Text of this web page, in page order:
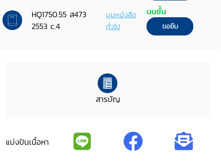
HQ1750.55 ส473
2553 c.4
มุมหนังสือ
ทั่วไป
บนชั้น
ขอยืม
สารบัญ
แบ่งปันเนื้อหา